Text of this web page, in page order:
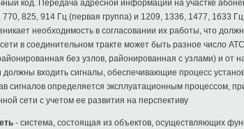
код. Передача адресной информации на участке
770, 825, 914 Гц (первая группа) и 1209, 1336, 1477, 1633
необходимость в согласовании их работы, что
в соединительном тракте может быть разное число
без узлов, районированная с узлами) и
должны входить сигналы, обеспечивающие процесс
сигналов определяется эксплуатационным
сети с учетом ее развития на перспективу
- система, состоящая из объектов, осуществляющих